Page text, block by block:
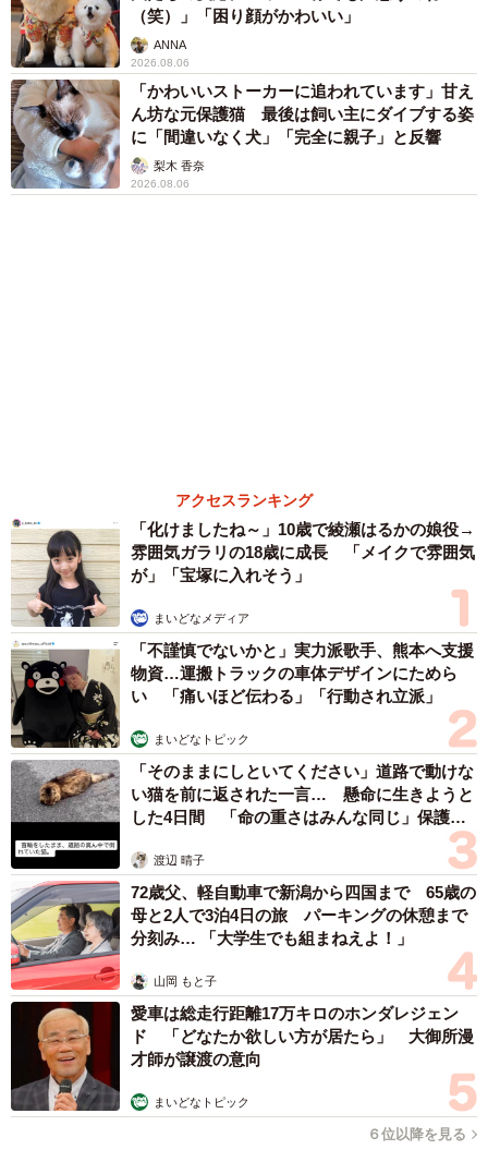
分刻み… 「大学生でも組まねえよ！」
愛車は総走行距離17万キロのホンダレジェン
ド 「どなたか欲しい方が居たら」 大御所漫
才師が譲渡の意向
まいどなトピック
「火事以来10カ月ぶり」全焼した自宅訪れた林
家ぺー 内装も壁も取り払われスケルトン状態
の部屋に呆然
まいどなトピック
2026.08.07
「こんなかわいい子おるん！？」大阪出身の
UHB26歳アナが話題…父は元プロ野球選手
「アイドルさんよりかわいい」「めちゃ爽や
か」まいどなメディア
2026.08.07
世界一周中に3度も出会った運命的カップル
口では言えない「ジョージアの熱い夜」に「も
うやめぇや！」藤井が猛ツッコミ連発【新婚さ
ん】まいどなニュース
2026.08.07
「国産マッチでもバズりたい」願いかなった！老舗メーカーの